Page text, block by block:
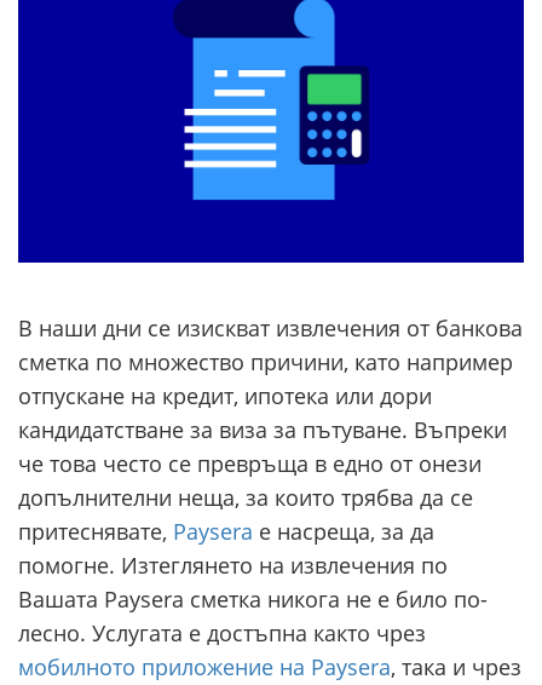
В наши дни се изискват извлечения от банкова
сметка по множество причини, като например
отпускане на кредит, ипотека или дори
кандидатстване за виза за пътуване. Въпреки
че това често се превръща в едно от онези
допълнителни неща, за които трябва да се
притеснявате, Paysera е насреща, за да
помогне. Изтеглянето на извлечения по
Вашата Paysera сметка никога не е било по-
лесно. Услугата е достъпна както чрез
мобилното приложение на Paysera, така и чрез